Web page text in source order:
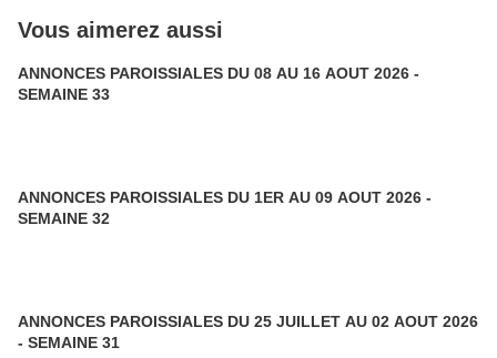
Vous aimerez aussi
ANNONCES PAROISSIALES DU 08 AU 16 AOUT 2026 -
SEMAINE 33
ANNONCES PAROISSIALES DU 1ER AU 09 AOUT 2026 -
SEMAINE 32
ANNONCES PAROISSIALES DU 25 JUILLET AU 02 AOUT 2026
- SEMAINE 31